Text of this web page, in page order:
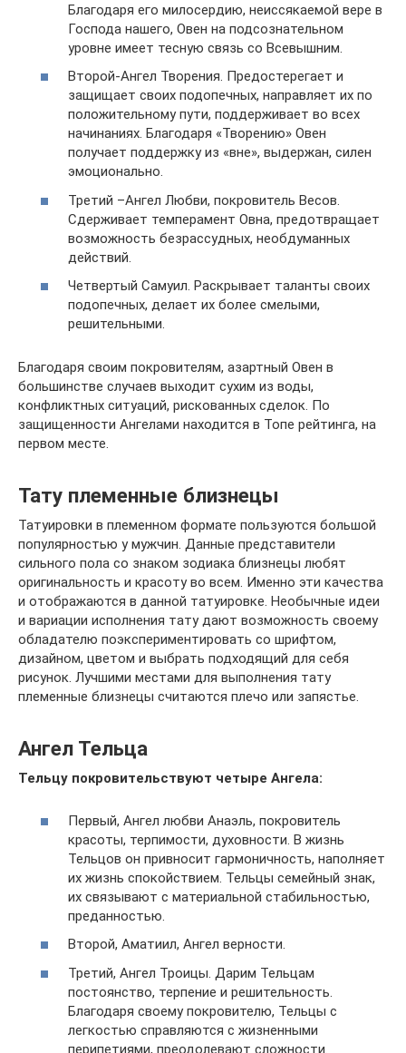
Благодаря его милосердию, неиссякаемой вере в
Господа нашего, Овен на подсознательном
уровне имеет тесную связь со Всевышним.
Второй-Ангел Творения. Предостерегает и
защищает своих подопечных, направляет их по
положительному пути, поддерживает во всех
начинаниях. Благодаря «Творению» Овен
получает поддержку из «вне», выдержан, силен
эмоционально.
Третий –Ангел Любви, покровитель Весов.
Сдерживает темперамент Овна, предотвращает
возможность безрассудных, необдуманных
действий.
Четвертый Самуил. Раскрывает таланты своих
подопечных, делает их более смелыми,
решительными.
Благодаря своим покровителям, азартный Овен в
большинстве случаев выходит сухим из воды,
конфликтных ситуаций, рискованных сделок. По
защищенности Ангелами находится в Топе рейтинга, на
первом месте.
Тату племенные близнецы
Татуировки в племенном формате пользуются большой
популярностью у мужчин. Данные представители
сильного пола со знаком зодиака близнецы любят
оригинальность и красоту во всем. Именно эти качества
и отображаются в данной татуировке. Необычные идеи
и вариации исполнения тату дают возможность своему
обладателю поэкспериментировать со шрифтом,
дизайном, цветом и выбрать подходящий для себя
рисунок. Лучшими местами для выполнения тату
племенные близнецы считаются плечо или запястье.
Ангел Тельца
Тельцу покровительствуют четыре Ангела:
Первый, Ангел любви Анаэль, покровитель
красоты, терпимости, духовности. В жизнь
Тельцов он привносит гармоничность, наполняет
их жизнь спокойствием. Тельцы семейный знак,
их связывают с материальной стабильностью,
преданностью.
Второй, Аматиил, Ангел верности.
Третий, Ангел Троицы. Дарим Тельцам
постоянство, терпение и решительность.
Благодаря своему покровителю, Тельцы с
легкостью справляются с жизненными
перипетиями, преодолевают сложности.